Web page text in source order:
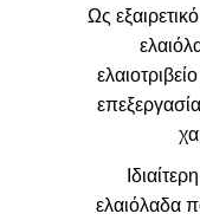
Ως
ελαιόλαδα